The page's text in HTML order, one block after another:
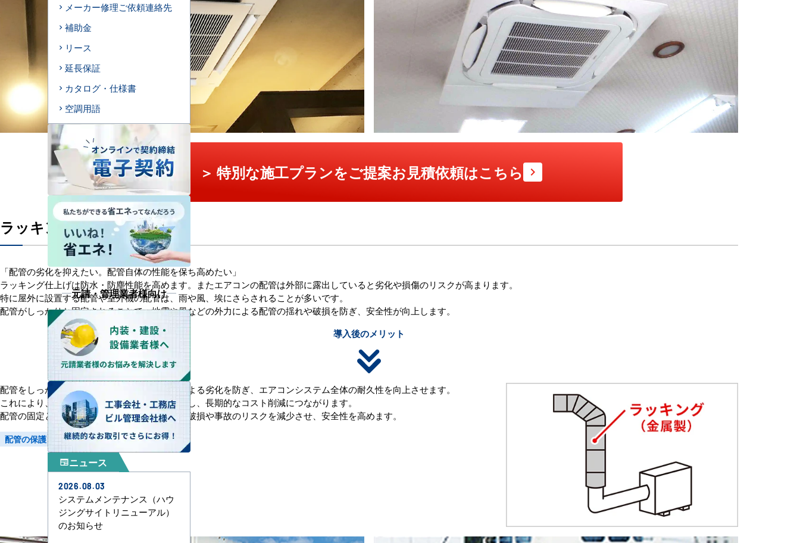
＞ 特別な施工プランをご提案お見積依頼はこちら
ラッキング仕上げのご提案
「配管の劣化を抑えたい。配管自体の性能を保ち高めたい」
ラッキング仕上げは防水・防塵性能を高めます。またエアコンの配管は外部に露出していると劣化や損傷のリスクが高まります。
特に屋外に設置する配管や室外機の配管は、雨や風、埃にさらされることが多いです。
配管がしっかりと固定されることで、地震や風などの外力による配管の揺れや破損を防ぎ、安全性が向上します。
導入後のメリット
配管をしっかりと保護することで、外部環境による劣化を防ぎ、エアコンシステム全体の耐久性を向上させます。
これにより、メンテナンスや修理の頻度が減少し、長期的なコスト削減につながります。
配管の固定と保護を強化するため、外力による破損や事故のリスクを減少させ、安全性を高めます。
配管の保護 安全性の向上 防水・防塵対策
メーカー修理ご依頼連絡先
補助金
リース
延長保証
カタログ・仕様書
空調用語
元請・管理業者様向け
newspaperニュース
2026.08.03
システムメンテナンス（ハウ
ジングサイトリニューアル）
のお知らせ